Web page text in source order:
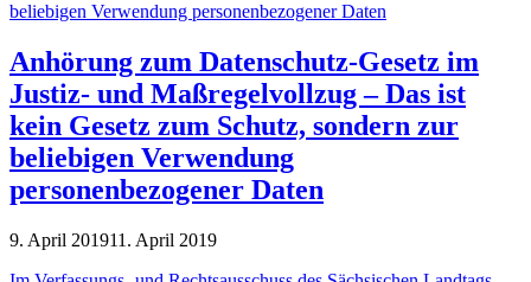
Anhörung zum Datenschutz-Gesetz im
Justiz- und Maßregelvollzug – Das ist
kein Gesetz zum Schutz, sondern zur
beliebigen Verwendung
personenbezogener Daten
9. April 201911. April 2019